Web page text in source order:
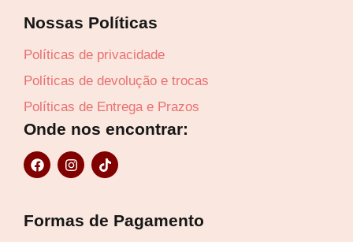
Nossas Políticas
Políticas de privacidade
Políticas de devolução e trocas
Políticas de Entrega e Prazos
Onde nos encontrar:
F
a
o
I
n
g
T
i
k
Formas de Pagamento